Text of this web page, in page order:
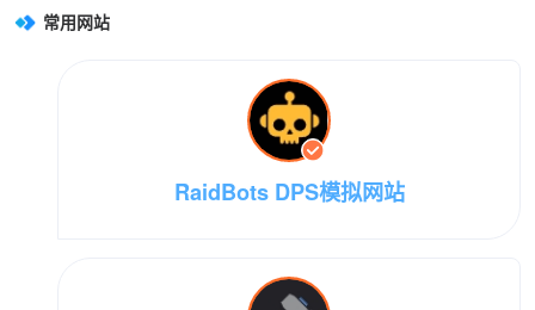
常用网站
RaidBots DPS模拟网站